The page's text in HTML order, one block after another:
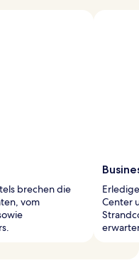
brechen die
vom
Center